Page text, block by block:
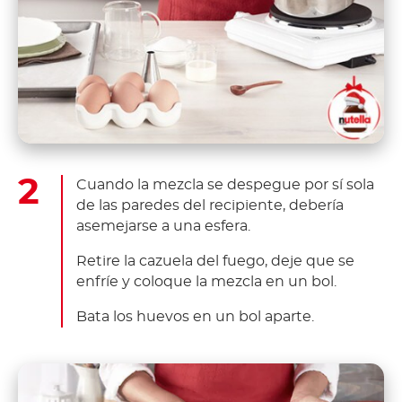
Cuando la mezcla se despegue por sí sola
de las paredes del recipiente, debería
asemejarse a una esfera.
Retire la cazuela del fuego, deje que se
enfríe y coloque la mezcla en un bol.
Bata los huevos en un bol aparte.